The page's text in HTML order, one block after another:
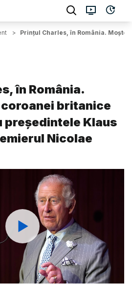
> Prințul Charles, în România.
în România.
britanice
președintele Klaus
Nicolae
Watch